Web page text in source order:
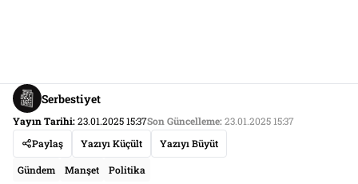
Serbestiyet
Yayın Tarihi:23.01.2025 15:37Son Güncelleme:23.01.2025 15:37
Paylaş
Yazıyı Küçült Yazıyı Büyüt
Gündem Manşet Politika